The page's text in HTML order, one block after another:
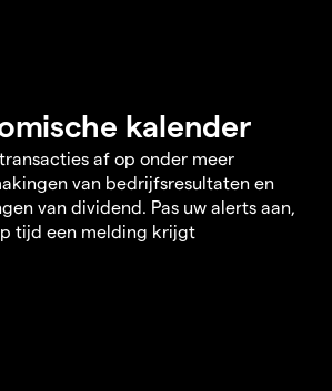
kalender
af op onder meer
van bedrijfsresultaten en
van dividend. Pas uw alerts aan,
tijd een melding krijgt